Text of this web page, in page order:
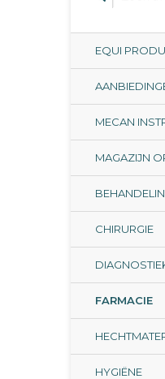
EQUI
MECAN
MAGAZIJN
CHIRURGIE
FARMACIE
HYGIËNE